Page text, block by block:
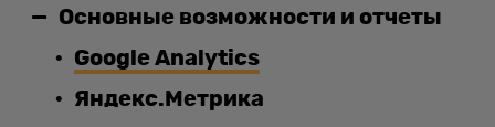
Основные возможности и отчеты
Google Analytics
Яндекс.Метрика